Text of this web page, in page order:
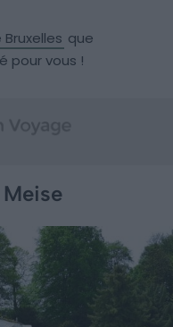
que
pour vous !